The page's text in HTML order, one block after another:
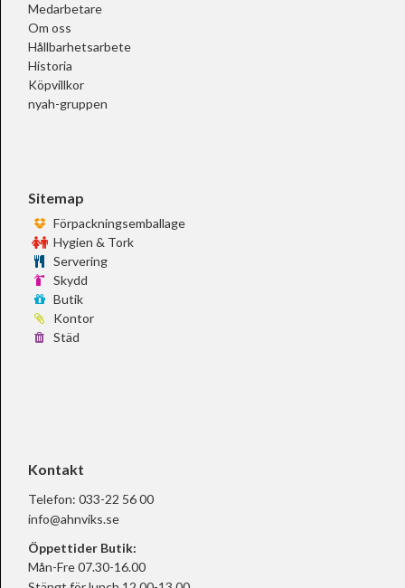
Medarbetare
Om oss
Hållbarhetsarbete
Historia
Köpvillkor
nyah-gruppen
Sitemap
Förpackningsemballage
Hygien & Tork
Servering
Skydd
Butik
Kontor
Städ
Kontakt
Telefon: 033-22 56 00
info@ahnviks.se
Öppettider Butik:
Mån-Fre 07.30-16.00